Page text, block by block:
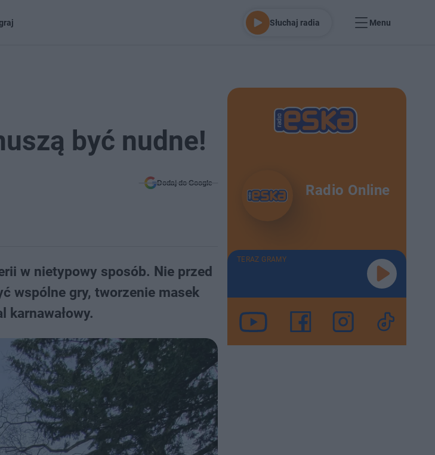
Słuchaj radia Menu
być nudne!
Dodaj do Google
w nietypowy sposób. Nie przed
wspólne gry, tworzenie masek
karnawałowy.
Radio Online
TERAZ GRAMY